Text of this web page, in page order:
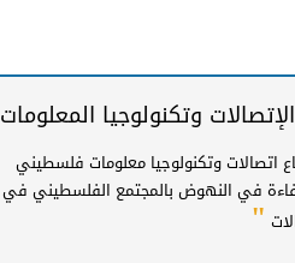
وتكنولوجيا المعلومات
اتصالات وتكنولوجيا معلومات فلسطيني
في النهوض بالمجتمع الفلسطيني في"